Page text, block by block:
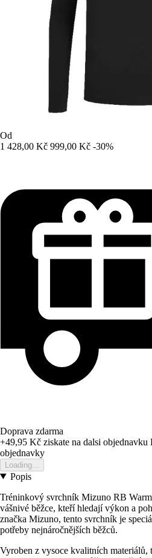
Od
1 428,00 Kč 999,00 Kč -30%
Doprava zdarma
+49,95 Kč ziskate na dalsi objednavku
objednavky
Loading...
Popis
Tréninkový svrchník Mizuno RB
vášnivé běžce, kteří hledají výkon a
značka Mizuno, tento svrchník je
potřeby nejnáročnějších běžců.
Vyroben z vysoce kvalitních materiálů,